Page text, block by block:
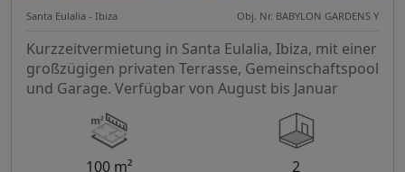
Santa Eulalia - Ibiza Obj. Nr. BABYLON GARDENS Y
Kurzzeitvermietung in Santa Eulalia, Ibiza, mit einer
großzügigen privaten Terrasse, Gemeinschaftspool
und Garage. Verfügbar von August bis Januar
100 m² 2